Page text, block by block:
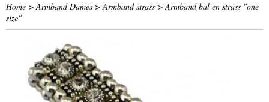
Home >Armband Dames >Armband strass >Armband bal en strass "one
size"